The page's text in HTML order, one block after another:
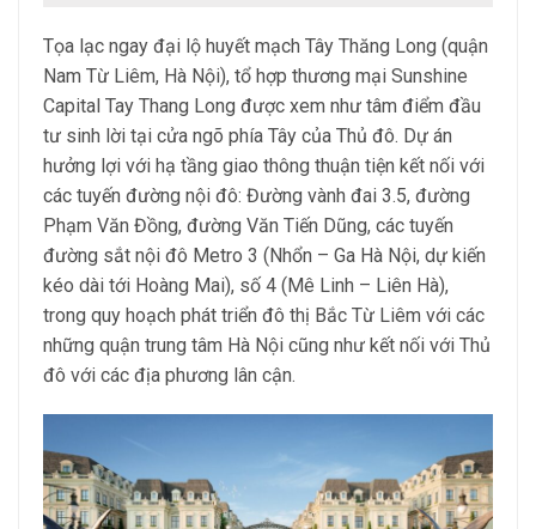
Tọa lạc ngay đại lộ huyết mạch Tây Thăng Long (quận
Nam Từ Liêm, Hà Nội), tổ hợp thương mại Sunshine
Capital Tay Thang Long được xem như tâm điểm đầu
tư sinh lời tại cửa ngõ phía Tây của Thủ đô. Dự án
hưởng lợi với hạ tầng giao thông thuận tiện kết nối với
các tuyến đường nội đô: Đường vành đai 3.5, đường
Phạm Văn Đồng, đường Văn Tiến Dũng, các tuyến
đường sắt nội đô Metro 3 (Nhổn – Ga Hà Nội, dự kiến
kéo dài tới Hoàng Mai), số 4 (Mê Linh – Liên Hà),
trong quy hoạch phát triển đô thị Bắc Từ Liêm với các
những quận trung tâm Hà Nội cũng như kết nối với Thủ
đô với các địa phương lân cận.